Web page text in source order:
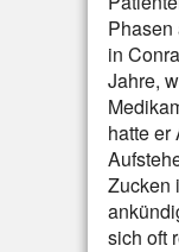
in
Jahre,
hatte er
Zucken
sich oft